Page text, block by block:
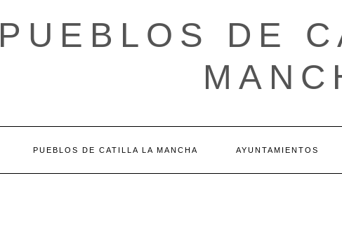
PUEBLOS DE
PUEBLOS DE CATILLA LA MANCHA AYUNTAMIENTOS